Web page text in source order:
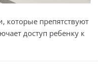
которые препятствуют
доступ ребенку к